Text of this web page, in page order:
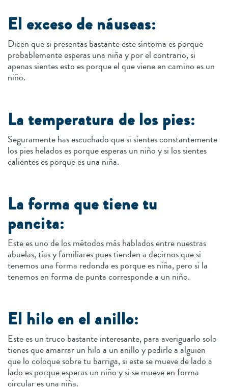
El exceso de náuseas:
Dicen que si presentas bastante este síntoma es porque
probablemente esperas una niña y por el contrario, si
apenas sientes esto es porque el que viene en camino es un
niño.
La temperatura de los pies:
Seguramente has escuchado que si sientes constantemente
los pies helados es porque esperas un niño y si los sientes
calientes es porque es una niña.
La forma que tiene tu
pancita:
Este es uno de los métodos más hablados entre nuestras
abuelas, tías y familiares pues tienden a decirnos que si
tenemos una forma redonda es porque es niña, pero si la
tenemos en forma de punta corresponde a un niño.
El hilo en el anillo:
Este es un truco bastante interesante, para averiguarlo solo
tienes que amarrar un hilo a un anillo y pedirle a alguien
que lo coloque sobre tu barriga, si este se mueve de lado a
lado es porque esperas un niño y si se mueve en forma
circular es una niña.